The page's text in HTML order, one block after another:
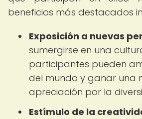
beneficios más destacados
Exposición a nuevas
sumergirse en una
participantes pueden
del mundo y ganar una
apreciación por la
Estímulo de la